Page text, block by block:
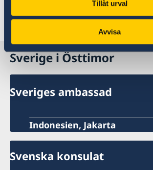
Tillåt urval
Avvisa
Senast uppdaterad 03 aug. 2026, 10.55
Sverige i Östtimor
Sveriges ambassad
Indonesien, Jakarta
Svenska konsulat